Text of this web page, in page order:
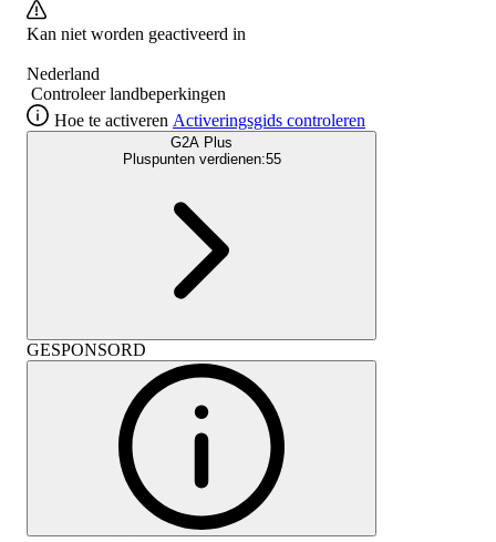
Kan niet worden geactiveerd in
Nederland
Controleer landbeperkingen
Hoe te activeren Activeringsgids controleren
G2A Plus
Pluspunten verdienen:55
GESPONSORD